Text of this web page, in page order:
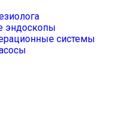
эндоскопы
системы